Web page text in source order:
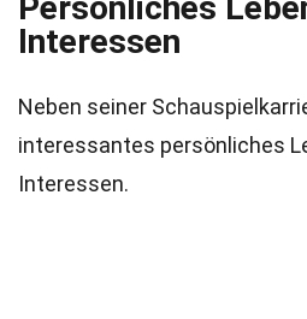
Interessen
Neben seiner
interessantes persönliches
Interessen.